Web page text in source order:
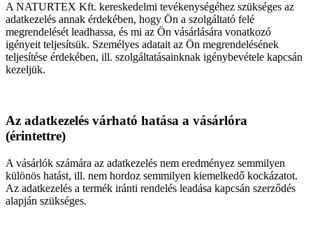
A NATURTEX Kft. kereskedelmi tevékenységéhez szükséges az
adatkezelés annak érdekében, hogy Ön a szolgáltató felé
megrendelését leadhassa, és mi az Ön vásárlására vonatkozó
igényeit teljesítsük. Személyes adatait az Ön megrendelésének
teljesítése érdekében, ill. szolgáltatásainknak igénybevétele kapcsán
kezeljük.
Az adatkezelés várható hatása a vásárlóra
(érintettre)
A vásárlók számára az adatkezelés nem eredményez semmilyen
különös hatást, ill. nem hordoz semmilyen kiemelkedő kockázatot.
Az adatkezelés a termék iránti rendelés leadása kapcsán szerződés
alapján szükséges.